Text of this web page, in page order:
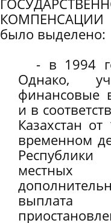
было выделено:
- в 1994
Однако,
финансовые
и в
Казахстан
временном
выплата